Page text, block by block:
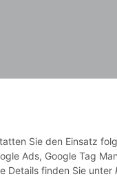
für andere Länder
Sie den Einsatz
Ads, Google Tag
Details finden Sie unter